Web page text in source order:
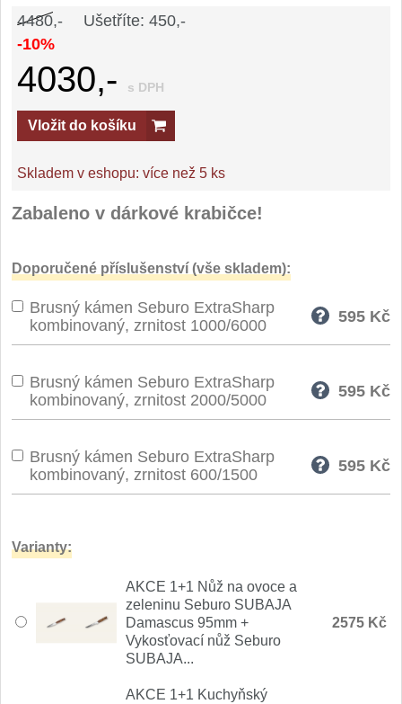
4480,- Ušetříte: 450,-
-10%
4030,- s DPH
Vložit do košíku
Skladem v eshopu: více než 5 ks
Zabaleno v dárkové krabičce!
Doporučené příslušenství (vše skladem):
Brusný kámen Seburo ExtraSharp
kombinovaný, zrnitost 1000/6000
595 Kč
Brusný kámen Seburo ExtraSharp
kombinovaný, zrnitost 2000/5000
595 Kč
Brusný kámen Seburo ExtraSharp
kombinovaný, zrnitost 600/1500
595 Kč
Varianty:
AKCE 1+1 Nůž na ovoce a
zeleninu Seburo SUBAJA
Damascus 95mm +
Vykosťovací nůž Seburo
SUBAJA...
2575 Kč
AKCE 1+1 Kuchyňský